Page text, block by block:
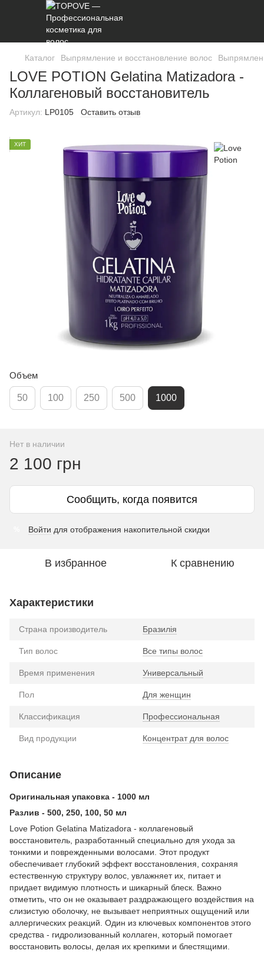
Каталог Выпрямление и восстановление волос
LOVE POTION Gelatina Matizadora -
Коллагеновый восстановитель
Артикул: LP0105 Оставить отзыв
ХИТ
Объем
50 100 250 500 1000
Нет в наличии
2 100 грн
Сообщить, когда появится
Войти для отображения накопительной скидки
В избранное К сравнению
Характеристики
Страна производитель Бразилія
Тип волос Все типы волос
Время применения Универсальный
Пол Для женщин
Классификация Профессиональная
Вид продукции Концентрат для волос
Описание
Оригинальная упаковка - 1000 мл
Разлив - 500, 250, 100, 50 мл
Love Potion Gelatina Matizadora - коллагеновый
восстановитель, разработанный специально для ухода за
тонкими и поврежденными волосами. Этот продукт
обеспечивает глубокий эффект восстановления, сохраняя
естественную структуру волос, увлажняет их, питает и
придает видимую плотность и шикарный блеск. Важно
отметить, что он не оказывает раздражающего воздействия на
слизистую оболочку, не вызывает неприятных ощущений или
аллергических реакций. Один из ключевых компонентов этого
средства - гидролизованный коллаген, который помогает
восстановить волосы, делая их крепкими и блестящими.